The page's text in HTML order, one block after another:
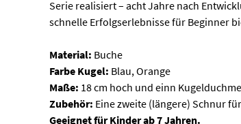
Serie realisiert – acht Jahre nach
schnelle Erfolgserlebnisse für Beginner
Material: Buche
Farbe Kugel: Blau, Orange
Maße: 18 cm hoch und einn
Zubehör: Eine zweite (längere) Schnur
Geeignet für Kinder ab 7 Jahren.